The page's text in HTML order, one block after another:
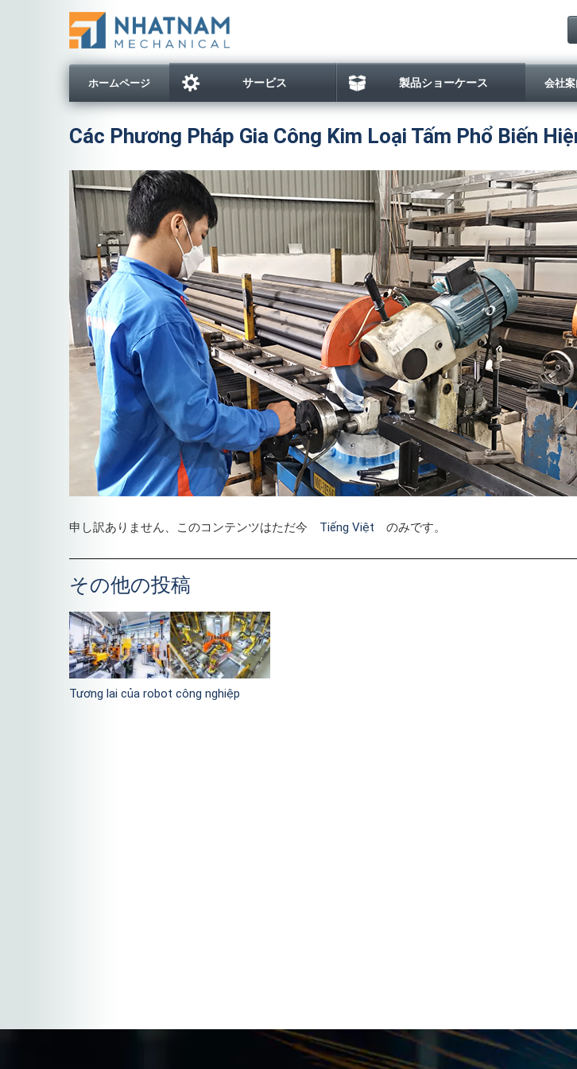
ホームページ サービス 製品ショーケース 会社
Các Phương Pháp Gia Công Kim Loại Tấm Phổ Biến
申し訳ありません、このコンテンツはただ今 Tiếng Việt のみです。
その他の投稿
Tương lai của robot công nghiệp